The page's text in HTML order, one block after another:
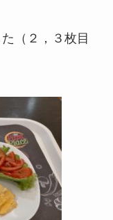
（２，３枚目